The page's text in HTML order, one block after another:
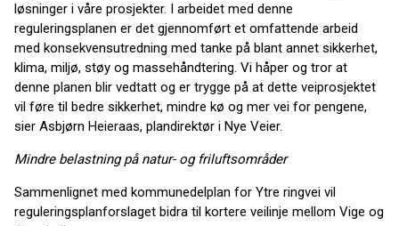
løsninger i våre prosjekter. I arbeidet med denne
reguleringsplanen er det gjennomført et omfattende arbeid
med konsekvensutredning med tanke på blant annet sikkerhet,
klima, miljø, støy og massehåndtering. Vi håper og tror at
denne planen blir vedtatt og er trygge på at dette veiprosjektet
vil føre til bedre sikkerhet, mindre kø og mer vei for pengene,
sier Asbjørn Heieraas, plandirektør i Nye Veier.
Mindre belastning på natur- og friluftsområder
Sammenlignet med kommunedelplan for Ytre ringvei vil
reguleringsplanforslaget bidra til kortere veilinje mellom Vige og